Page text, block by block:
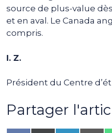
source de plus-value
et en aval. Le Canada
compris.
I. Z.
Président du Centre
Partager